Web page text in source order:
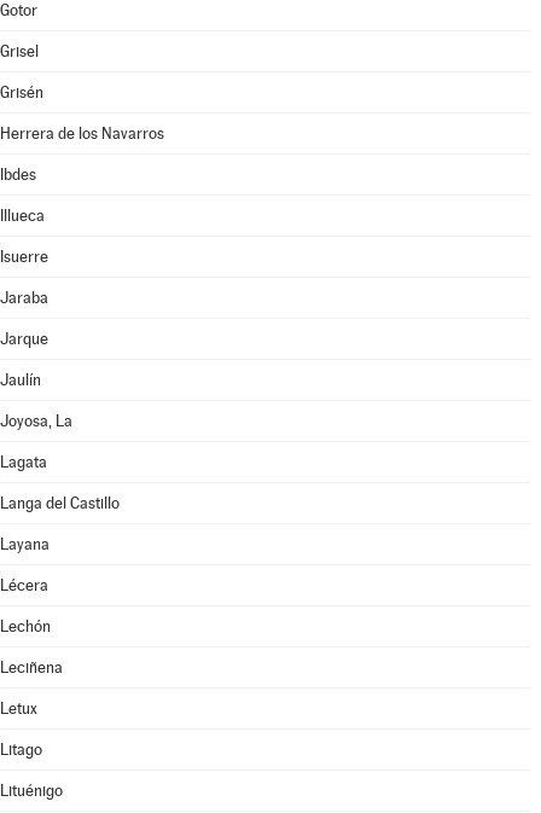
Gotor
Grisel
Grisén
Herrera de los Navarros
Ibdes
Illueca
Isuerre
Jaraba
Jarque
Jaulín
Joyosa, La
Lagata
Langa del Castillo
Layana
Lécera
Lechón
Leciñena
Letux
Litago
Lituénigo